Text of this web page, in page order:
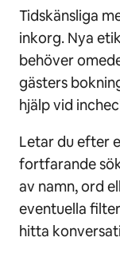
Tidskänsliga
inkorg. Nya
behöver
gästers
hjälp vid
Letar du efter
fortfarande
av namn, ord
eventuella
hitta